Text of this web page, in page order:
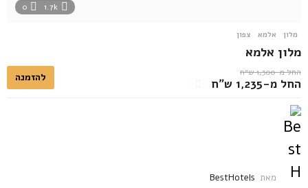
1.7k
0
מלון אלמא ,
צפון
מלון אלמא
החל מ-1,300 ש״ח
החל מ-1,235 ש״ח להזמנה
מאת BestHotels